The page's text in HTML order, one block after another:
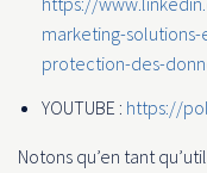
marketing-
protection-des-
YOUTUBE : https://
Notons qu’en tant